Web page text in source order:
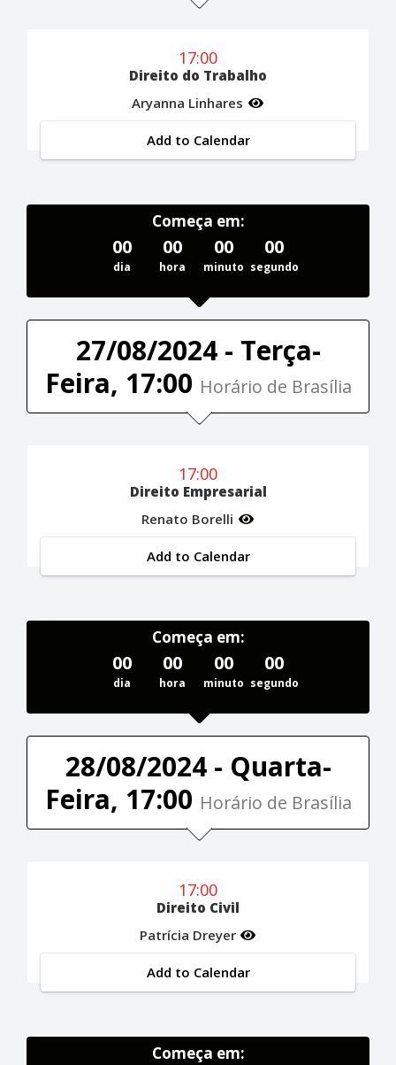
17:00
Direito do Trabalho
Aryanna Linhares
Add to Calendar
Começa em:
00
dia
00
hora
00
minuto
00
segundo
27/08/2024 - Terça-
Feira, 17:00 Horário de Brasília
17:00
Direito Empresarial
Renato Borelli
Add to Calendar
Começa em:
00
dia
00
hora
00
minuto
00
segundo
28/08/2024 - Quarta-
Feira, 17:00 Horário de Brasília
17:00
Direito Civil
Patrícia Dreyer
Add to Calendar
Começa em: